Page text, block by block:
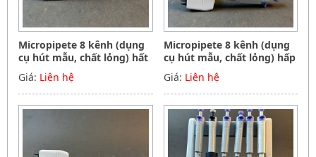
Micropipete 8 kênh (dụng
cụ hút mẫu, chất lỏng) hất
tiệt trùng 50-300ul, Hãng
Phoenix instrument
Germany
Giá: Liên hệ
Micropipete 8 kênh (dụng
cụ hút mẫu, chất lỏng) hấp
tiệt trùng 5-50ul, Hãng
Phoenix instrument
Germany
Giá: Liên hệ